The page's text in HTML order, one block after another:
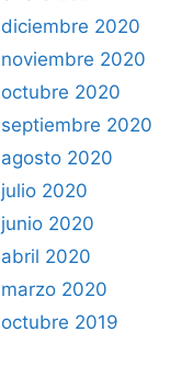
diciembre 2020
noviembre 2020
octubre 2020
septiembre 2020
agosto 2020
julio 2020
junio 2020
abril 2020
marzo 2020
octubre 2019